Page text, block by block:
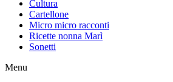
Cultura
Cartellone
Micro micro racconti
Ricette nonna Marì
Sonetti
Menu